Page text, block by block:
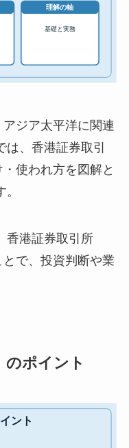
ジア太平洋に関連
、香港証券取引
使われ方を図解と
香港証券取引所
とで、投資判断や業
のポイント